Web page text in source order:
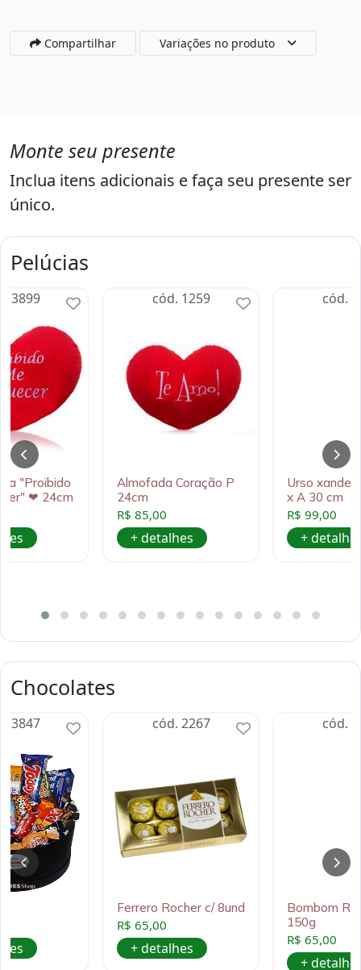
Compartilhar Variações no produto
Monte seu presente
Inclua itens adicionais e faça seu presente ser
único.
Pelúcias
3899
"Proibido
❤ 24cm
cód. 1259
Almofada Coração P
24cm
R$ 85,00
+ detalhes
cód.
Urso xande
x A 30 cm
R$ 99,00
+
Chocolates
3847 cód. 2267
Ferrero Rocher c/ 8und
R$ 65,00
+ detalhes
cód.
Bombom
150g
R$ 65,00
+